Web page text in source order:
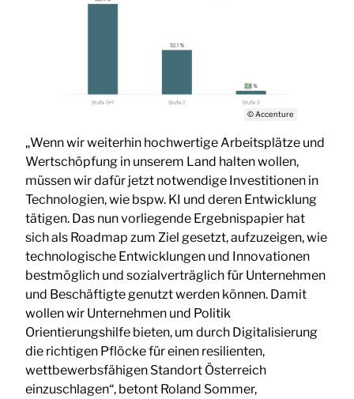
© Accenture
„Wenn wir weiterhin hochwertige Arbeitsplätze und
Wertschöpfung in unserem Land halten wollen,
müssen wir dafür jetzt notwendige Investitionen in
Technologien, wie bspw. KI und deren Entwicklung
tätigen. Das nun vorliegende Ergebnispapier hat
sich als Roadmap zum Ziel gesetzt, aufzuzeigen, wie
technologische Entwicklungen und Innovationen
bestmöglich und sozialverträglich für Unternehmen
und Beschäftigte genutzt werden können. Damit
wollen wir Unternehmen und Politik
Orientierungshilfe bieten, um durch Digitalisierung
die richtigen Pflöcke für einen resilienten,
wettbewerbsfähigen Standort Österreich
einzuschlagen“, betont Roland Sommer,